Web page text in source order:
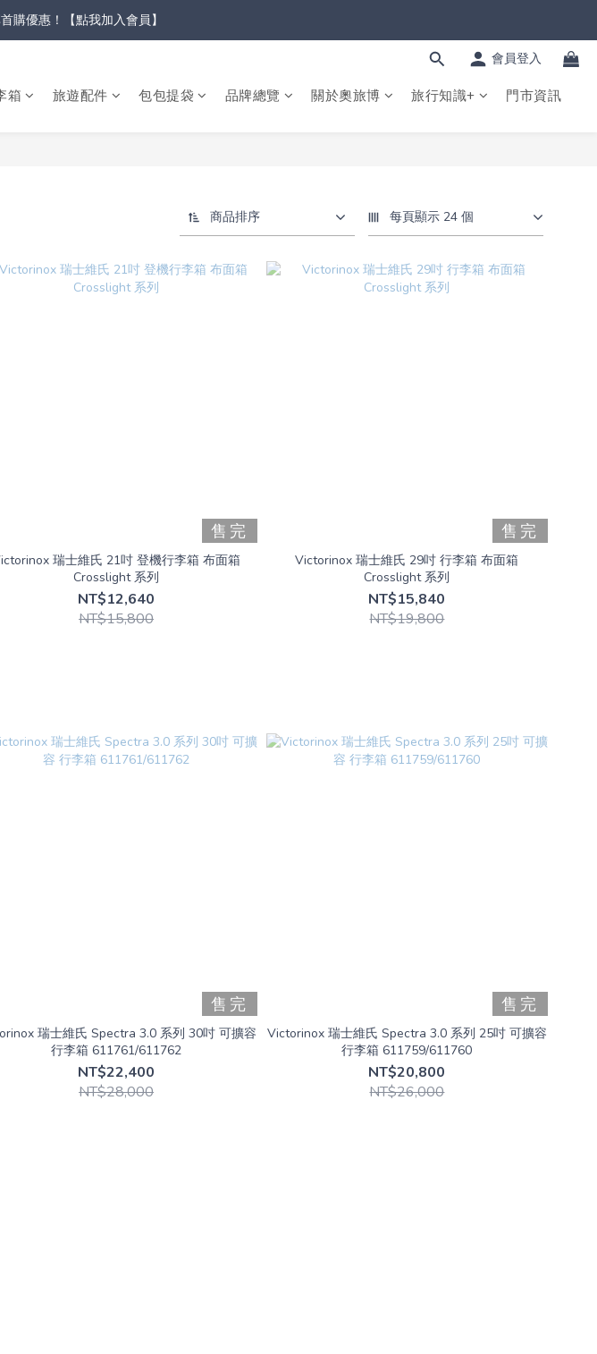
購優惠！【點我加入會員】
會員登入
箱 旅遊配件 包包提袋 品牌總覽 關於奧旅博 旅行知識+ 門市資訊
商品排序 每頁顯示 24 個
售完
瑞士維氏 21吋 登機行李箱 布面箱
Crosslight 系列
NT$12,640
NT$15,800
售完
Victorinox 瑞士維氏 29吋 行李箱 布面箱
Crosslight 系列
NT$15,840
NT$19,800
售完
瑞士維氏 Spectra 3.0 系列 30吋 可擴容
行李箱 611761/611762
NT$22,400
NT$28,000
售完
Victorinox 瑞士維氏 Spectra 3.0 系列 25吋 可擴容
行李箱 611759/611760
NT$20,800
NT$26,000